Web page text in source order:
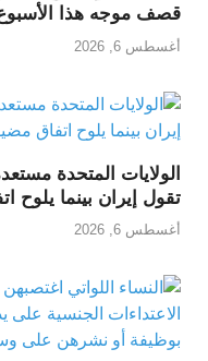
قصف موجه هذا
أغسطس 6, 2026
الولايات المتحدة
تقول إيران بينما يلوح
أغسطس 6, 2026